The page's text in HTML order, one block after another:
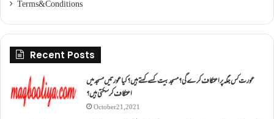
Terms & Conditions
Recent Posts
عورت کس جگہ پر اعتکاف کرے گی؟مسجد بیت کسے کہتے ہیں؟کیا عورتیں مسجد میں
اعتکاف کر سکتی ہیں؟
October 21, 2021